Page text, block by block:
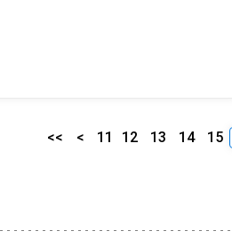
<< < 11 12 13 14 15